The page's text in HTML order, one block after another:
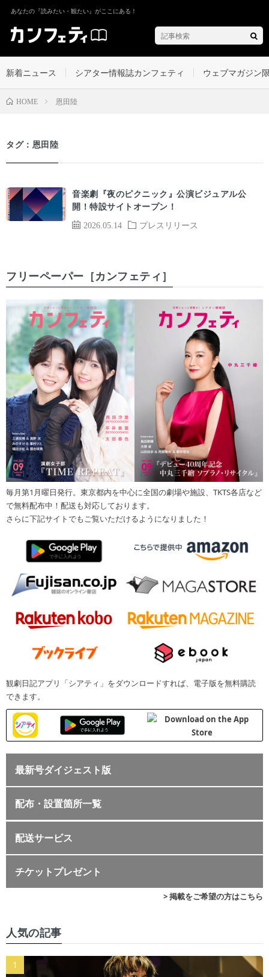
あなたの『読みたい・観たい』がここにある！
新着ニュース シアター情報誌カンフェティ ウェブマガジン
HOME 恩田陸
タグ：恩田陸
2026.05.14 プレスリリース
音楽劇『夜のピクニック』公演ビジュアル公
開！特設サイトオープン！
フリーペーパー［カンフェティ］
毎月第1月曜日発行。東京都内を中心に全国の劇場や施設、TKTS各店など
で無料配布中！配送も対応しております。
さらに下記サイトでもご覧いただけるようになりました！
観劇日記アプリ「シアティ」をダウンロードすれば、電子版を無料購読
できます。
最新号ダイジェスト版
配布・設置箇所一覧
配送サービス
チケットプレゼント
> 掲載をご希望の方はこちら
人気の記事